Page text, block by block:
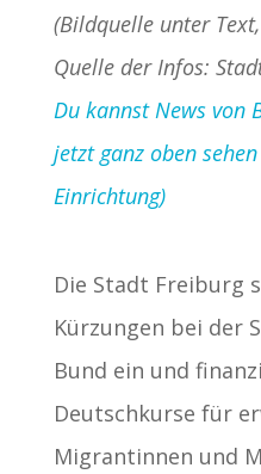
(Bildquelle unter
Quelle der Infos:
Du kannst News von
jetzt ganz oben
Einrichtung)
Die Stadt Freiburg
Kürzungen bei der
Bund ein und
Deutschkurse für
Migrantinnen und